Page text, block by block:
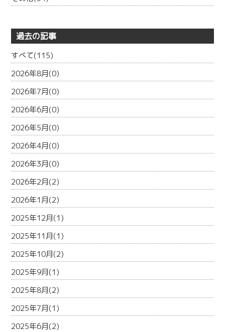
過去の記事
すべて(115)
2026年8月(0)
2026年7月(0)
2026年6月(0)
2026年5月(0)
2026年4月(0)
2026年3月(0)
2026年2月(2)
2026年1月(2)
2025年12月(1)
2025年11月(1)
2025年10月(2)
2025年9月(1)
2025年8月(2)
2025年7月(1)
2025年6月(2)